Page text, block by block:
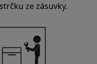
ze zásuvky.